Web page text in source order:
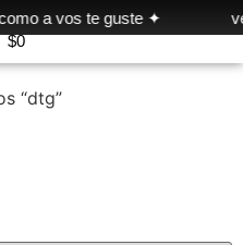
$0
a vos te guste ✦
“dtg”